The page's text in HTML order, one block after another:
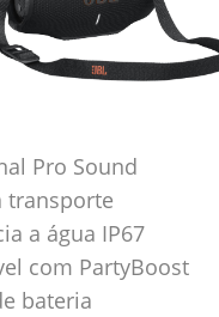
Pro Sound
transporte
a água IP67
com PartyBoost
bateria